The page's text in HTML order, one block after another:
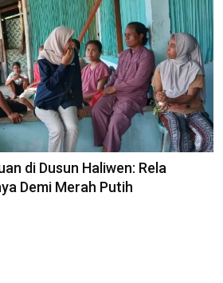
di Dusun Haliwen: Rela
Demi Merah Putih